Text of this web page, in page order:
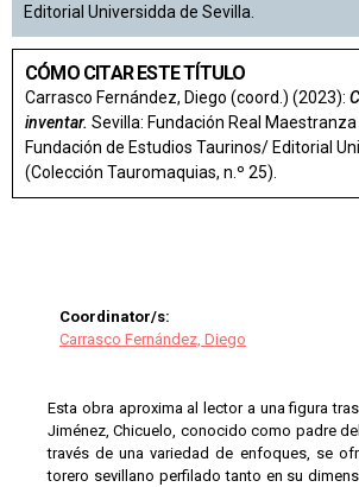
Editorial Universidda de Sevilla.
CÓMO CITAR ESTE TÍTULO
Carrasco Fernández, Diego (coord.) (2023):
inventar. Sevilla: Fundación Real Maestranza
Fundación de Estudios Taurinos/ Editorial
(Colección Tauromaquias, n.º 25).
Coordinator/s:
Carrasco Fernández, Diego
Esta obra aproxima al lector a una figura
Jiménez, Chicuelo, conocido como padre
través de una variedad de enfo­ques, se
torero sevillano perfilado tanto en su